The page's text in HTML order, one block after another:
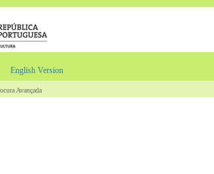
English Version
Avançada